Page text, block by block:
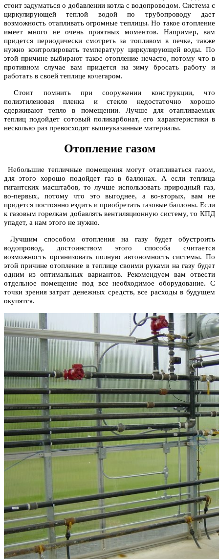
стоит задуматься о добавлении котла с водопроводом. Система с
циркулирующей теплой водой по трубопроводу дает
возможность отапливать огромные теплицы. Но такое отопление
имеет много не очень приятных моментов. Например, вам
придется периодически смотреть за топливом в печке, также
нужно контролировать температуру циркулирующей воды. По
этой причине выбирают такое отопление нечасто, потому что в
противном случае вам придется на зиму бросать работу и
работать в своей теплице кочегаром.
Стоит помнить при сооружении конструкции, что
полиэтиленовая пленка и стекло недостаточно хорошо
сдерживают тепло в помещении. Лучше для отапливаемых
теплиц подойдет сотовый поликарбонат, его характеристики в
несколько раз превосходят вышеуказанные материалы.
Отопление газом
Небольшие тепличные помещения могут отапливаться газом,
для этого хорошо подойдет газ в баллонах. А если теплица
гигантских масштабов, то лучше использовать природный газ,
во-первых, потому что это выгоднее, а во-вторых, вам не
придется постоянно ездить и приобретать газовые баллоны. Если
к газовым горелкам добавлять вентиляционную систему, то КПД
упадет, а нам этого не нужно.
Лучшим способом отопления на газу будет обустроить
водопровод, достоинством этого способа считается
возможность организовать полную автономность системы. По
этой причине отопление в теплице своими руками на газу будет
одним из оптимальных вариантов. Рекомендуем вам отвести
отдельное помещение под все необходимое оборудование. С
точки зрения затрат денежных средств, все расходы в будущем
окупятся.